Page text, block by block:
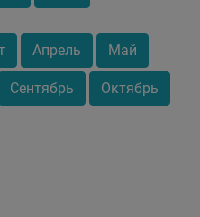
Апрель Май
Сентябрь Октябрь